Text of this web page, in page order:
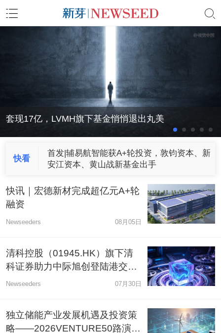
滴滴悄悄成立一家旅行社
套现17亿，LVMH旗下基金悄悄退出丸美
曾估值18亿，刘诗诗赵丽颖入股的这家公司赴港IPO
京东，刚刚收编一个家电零售商
筑梦之星准备赴美IPO，国内共享办公加速洗牌
滴滴悄悄成立一家旅行社
套现17亿，LVMH旗下基金悄悄退出丸美
快看
商用洗碗机租赁平台「小格智能」完成A轮融
资，六翼资本领投
圆桌研讨：光的方向-光子科技的今天与未来
首发|辅易航智能获A+轮投资，敦钧资本、新
安江资本、黄山战新基金出手
商业载人航天科技企业「穿越者」完成数千万
元天使+轮融资
宸境科技完成新一轮数千万美金战略融资
商用洗碗机租赁平台「小格智能」完成A轮融
资，六翼资本领投
圆桌研讨：光的方向-光子科技的今天与未来
快讯｜宏德新材完成超亿元A+轮
融资
Newseeders 08月05日
清科控股（01945.HK）旗下清
科证券助力中际旭创登陆港交
所，担任联席账簿管理人及联席
Newseeders 07月30日
独立储能产业发展机遇及投资策
略——2026VENTURE50路演日